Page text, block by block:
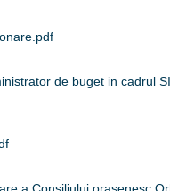
de buget in cadrul